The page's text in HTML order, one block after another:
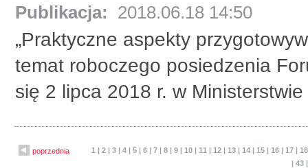
Publikacja: 2018.06.18 14:50
„Praktyczne aspekty
temat roboczego posiedzenia
się 2 lipca 2018 r. w
poprzednia 1 |2 |3 |4 |5 |6 |7 |8 |9 | 10 | 11 | 12 | 13 | 14 | 15 | 16 | 17 | 18
| 43